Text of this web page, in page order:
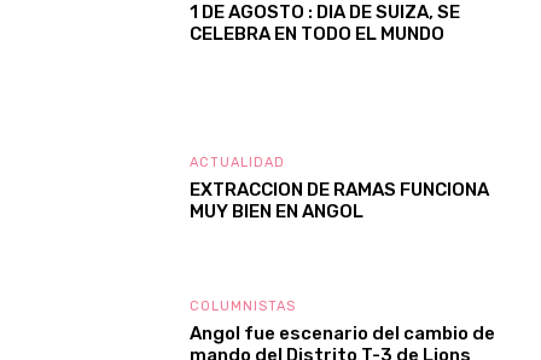
1 DE AGOSTO : DIA DE SUIZA, SE
CELEBRA EN TODO EL MUNDO
ACTUALIDAD
EXTRACCION DE RAMAS FUNCIONA
MUY BIEN EN ANGOL
COLUMNISTAS
Angol fue escenario del cambio de
mando del Distrito T-3 de Lions